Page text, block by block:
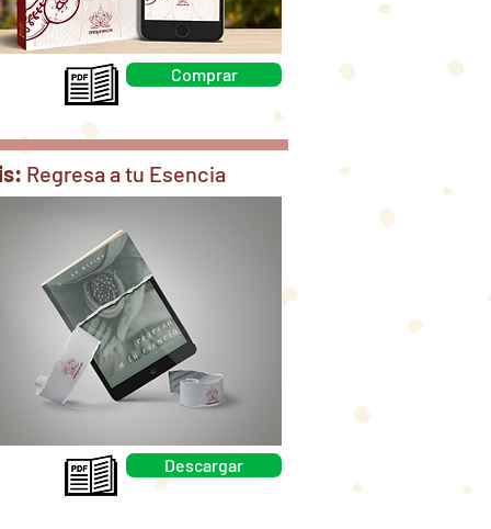
Comprar
Regresa a tu Esencia
Descargar